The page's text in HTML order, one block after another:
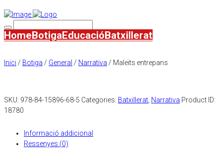
HomeBotigaEducacióBatxillerat
Inici / Botiga / General / Narrativa / Maleïts entrepans
SKU: 978-84-15896-68-5 Categories: Batxillerat Narrativa Product ID:
18780
Informació addicional
Ressenyes (0)